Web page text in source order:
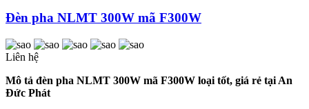
Đèn pha NLMT 300W mã F300W
Liên hệ
Mô tả đèn pha NLMT 300W mã F300W loại tốt, giá rẻ tại An
Đức Phát